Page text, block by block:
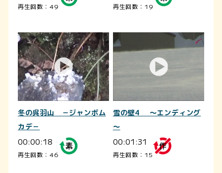
再生回数：49 再生回数：19
冬の呉羽山 －ジャンボム
カデ－
00:00:18
再生回数：46
雪の壁4 ～エンディング
～
00:01:31
再生回数：15